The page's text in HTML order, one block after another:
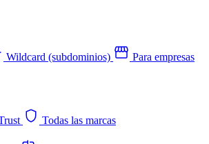
Wildcard (subdominios)
Para empresas
Todas las marcas